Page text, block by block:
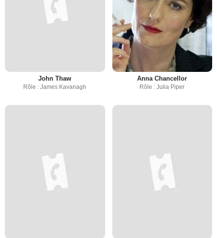
John Thaw
Rôle : James Kavanagh
Anna Chancellor
Rôle : Julia Piper